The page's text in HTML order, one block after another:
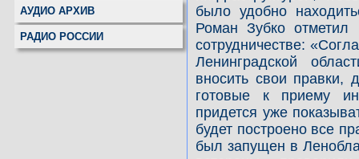
АУДИО АРХИВ
РАДИО РОССИИ
было удобно
Роман Зубко отметил
сотрудничестве:
Ленинградской
вносить свои правки,
готовые к приему
придется уже
будет построено все
был запущен в